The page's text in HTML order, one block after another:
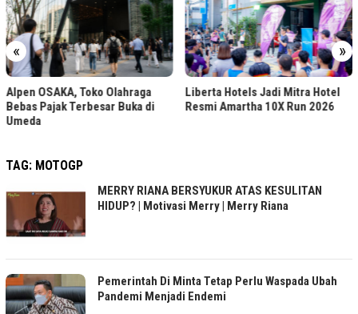
« »
di
Liberta Hotels Jadi Mitra Hotel
Resmi Amartha 10X Run 2026
Pengiriman Sepeda
Naik 30 Persen di
TAG: MOTOGP
MERRY RIANA BERSYUKUR ATAS KESULITAN
HIDUP? | Motivasi Merry | Merry Riana
Pemerintah Di Minta Tetap Perlu Waspada Ubah
Pandemi Menjadi Endemi